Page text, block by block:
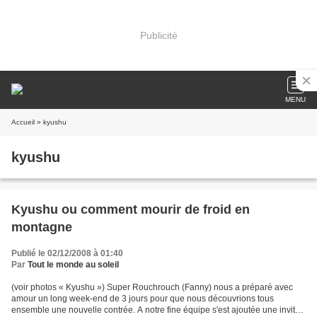
Publicité
MENU
Accueil » kyushu
kyushu
Kyushu ou comment mourir de froid en
montagne
Publié le 02/12/2008 à 01:40
Par Tout le monde au soleil
(voir photos « Kyushu ») Super Rouchrouch (Fanny) nous a préparé avec
amour un long week-end de 3 jours pour que nous découvrions tous
ensemble une nouvelle contrée. A notre fine équipe s'est ajoutée une invitée